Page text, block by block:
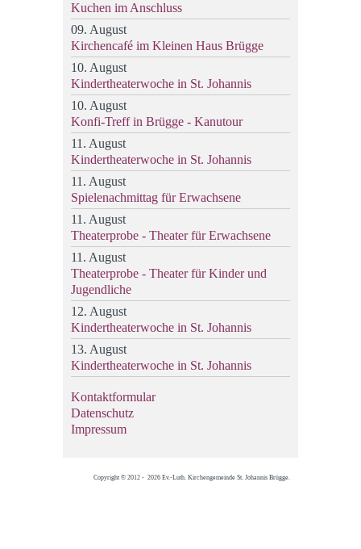
Kuchen im Anschluss
09. August
Kirchencafé im Kleinen Haus Brügge
10. August
Kindertheaterwoche in St. Johannis
10. August
Konfi-Treff in Brügge - Kanutour
11. August
Kindertheaterwoche in St. Johannis
11. August
Spielenachmittag für Erwachsene
11. August
Theaterprobe - Theater für Erwachsene
11. August
Theaterprobe - Theater für Kinder und
Jugendliche
12. August
Kindertheaterwoche in St. Johannis
13. August
Kindertheaterwoche in St. Johannis
Kontaktformular
Datenschutz
Impressum
Copyright © 2012 - 2026 Ev.-Luth. Kirchengemeinde St. Johannis Brügge.